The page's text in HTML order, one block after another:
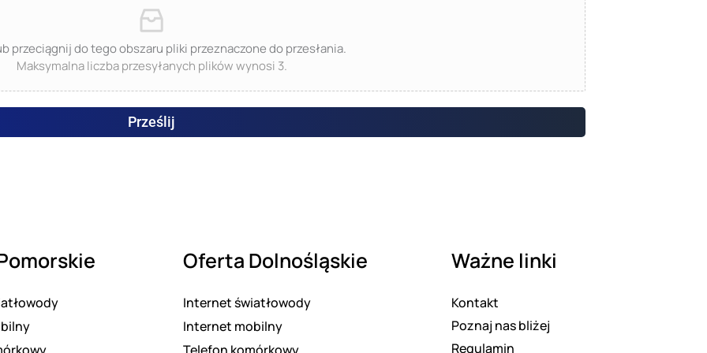
przeciągnij do tego obszaru pliki przeznaczone do przesłania.
Maksymalna liczba przesyłanych plików wynosi 3.
Prześlij
Oferta Dolnośląskie
Internet światłowody
Internet mobilny
Ważne linki
Kontakt
Poznaj nas bliżej
Regulamin